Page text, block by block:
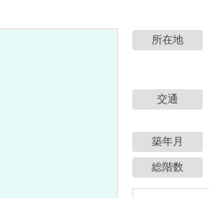
所在地
交通
築年月
総階数